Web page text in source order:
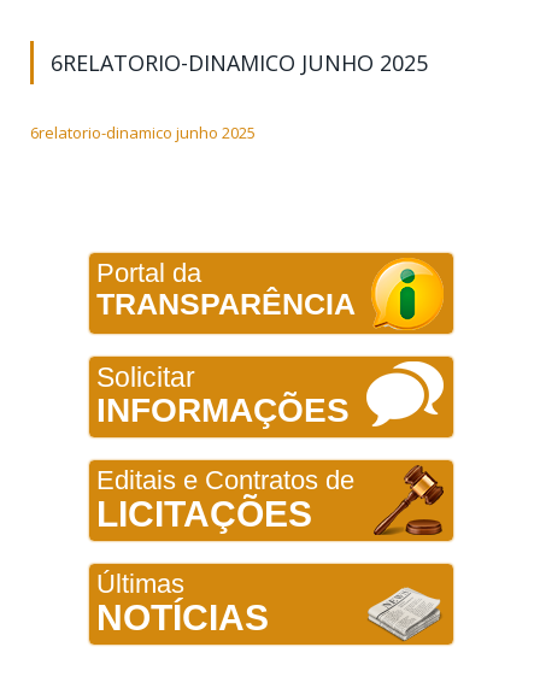
6RELATORIO-DINAMICO JUNHO 2025
6relatorio-dinamico junho 2025
Portal da
TRANSPARÊNCIA
Solicitar
INFORMAÇÕES
Editais e Contratos de
LICITAÇÕES
Últimas
NOTÍCIAS